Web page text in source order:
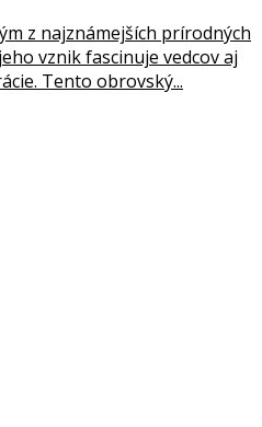
z najznámejších prírodných
vznik fascinuje vedcov aj
Tento obrovský...